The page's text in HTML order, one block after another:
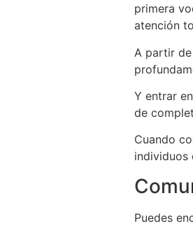
primera
atención
A partir
Y entrar
de
Cuando
individuos
Puedes